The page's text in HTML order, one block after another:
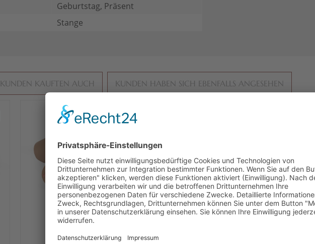
Geburtstag, Präsent
Stange
KUNDEN KAUFTEN AUCH KUNDEN HABEN SICH EBENFALLS ANGESEHEN
handgefertigt
Viba Nougatstange
"Erdbeere", 250 g
Viba